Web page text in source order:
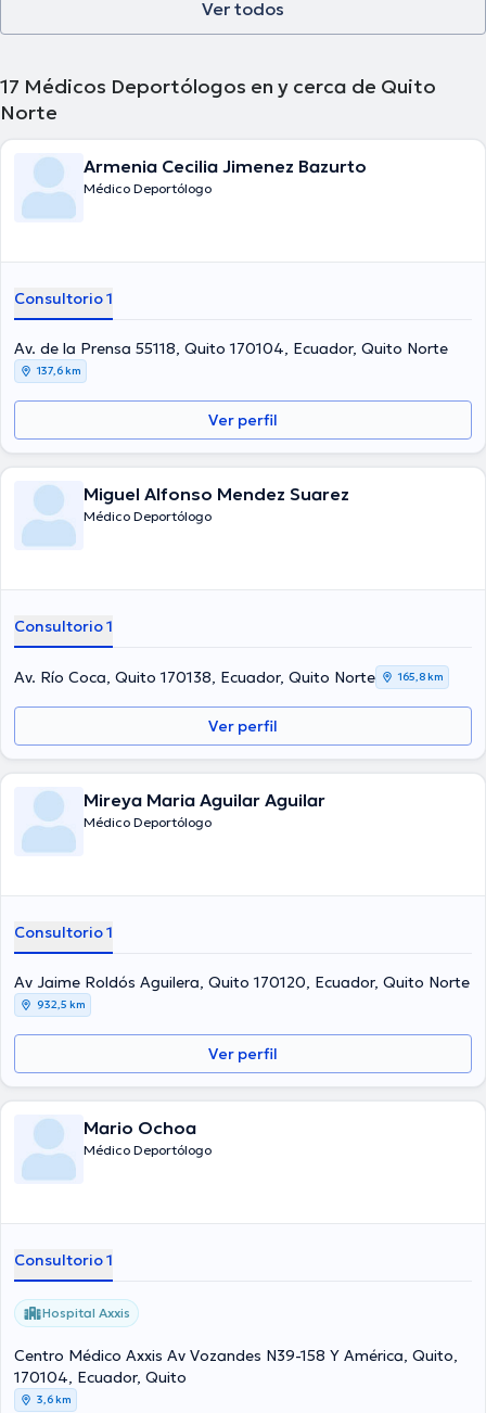
Ver todos
17 Médicos Deportólogos en y cerca de Quito
Norte
Armenia Cecilia Jimenez Bazurto
Médico Deportólogo
Consultorio 1
Av. de la Prensa 55118, Quito 170104, Ecuador, Quito Norte
137,6 km
Ver perfil
Miguel Alfonso Mendez Suarez
Médico Deportólogo
Consultorio 1
Av. Río Coca, Quito 170138, Ecuador, Quito Norte 165,8 km
Ver perfil
Mireya Maria Aguilar Aguilar
Médico Deportólogo
Consultorio 1
Av Jaime Roldós Aguilera, Quito 170120, Ecuador, Quito Norte
932,5 km
Ver perfil
Mario Ochoa
Médico Deportólogo
Consultorio 1
Hospital Axxis
Centro Médico Axxis Av Vozandes N39-158 Y América, Quito,
170104, Ecuador, Quito
3,6 km